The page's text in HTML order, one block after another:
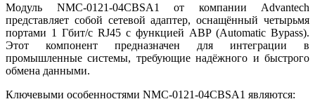
Модуль NMC-0121-04CBSA1 от компании Advantech
представляет собой сетевой адаптер, оснащённый четырьмя
портами 1 Гбит/с RJ45 с функцией ABP (Automatic Bypass).
Этот компонент предназначен для интеграции в
промышленные системы, требующие надёжного и быстрого
обмена данными.
Ключевыми особенностями NMC-0121-04CBSA1 являются: